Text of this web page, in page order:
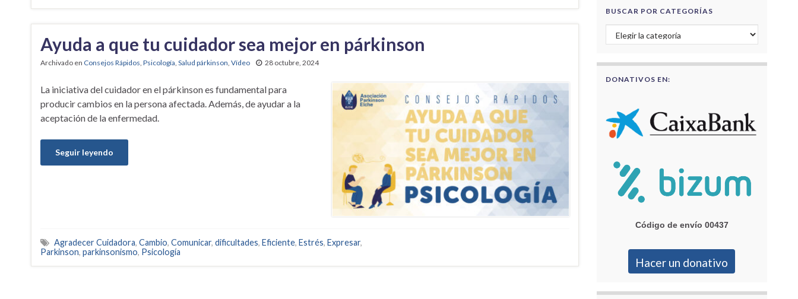
Ayuda a que tu cuidador sea mejor en párkinson
Archivado en Consejos Rápidos Psicología Salud párkinson Vídeo 28 octubre, 2024
La iniciativa del cuidador en el párkinson es fundamental para
producir cambios en la persona afectada. Además, de ayudar a la
aceptación de la enfermedad.
Seguir leyendo
Agradecer Cuidadora, Cambio, Comunicar, dificultades, Eficiente, Estrés, Expresar,
Parkinson, parkinsonismo, Psicología
BUSCAR POR CATEGORÍAS
Buscar por categorías
DONATIVOS EN:
Código de envío 00437
Hacer un donativo